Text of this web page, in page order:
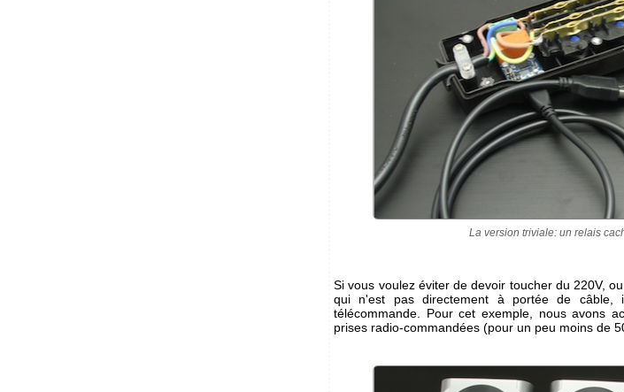
La version triviale: un relais
Si vous voulez éviter de devoir toucher du 220V,
qui n'est pas directement à portée de
télécommande. Pour cet exemple, nous avons
prises radio-commandées (pour un peu moins de